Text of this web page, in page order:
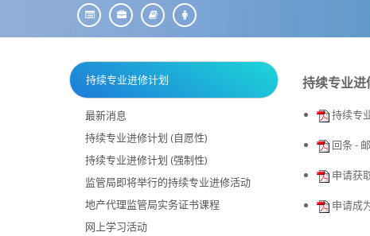
持续专业进修计划
最新消息
持续专业进修计划 (自愿性)
持续专业进修计划 (强制性)
监管局即将举行的持续专业进修活动
地产代理监管局实务证书课程
网上学习活动
持续专业进
持续专
回条 -
申请获
申请成